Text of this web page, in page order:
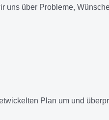
uns über Probleme,
Plan um und